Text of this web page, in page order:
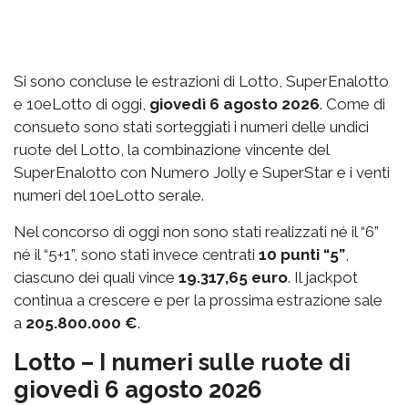
Si sono concluse le estrazioni di Lotto, SuperEnalotto
e 10eLotto di oggi, giovedì 6 agosto 2026. Come di
consueto sono stati sorteggiati i numeri delle undici
ruote del Lotto, la combinazione vincente del
SuperEnalotto con Numero Jolly e SuperStar e i venti
numeri del 10eLotto serale.
Nel concorso di oggi non sono stati realizzati né il “6”
né il “5+1”, sono stati invece centrati 10 punti “5”,
ciascuno dei quali vince 19.317,65 euro. Il jackpot
continua a crescere e per la prossima estrazione sale
a 205.800.000 €.
Lotto – I numeri sulle ruote di
giovedì 6 agosto 2026